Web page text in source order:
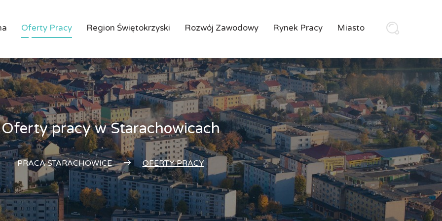
Oferty Pracy Region Świętokrzyski Rozwój Zawodowy Rynek Pracy Miasto
Oferty pracy w Starachowicach
PRACA STARACHOWICE OFERTY PRACY